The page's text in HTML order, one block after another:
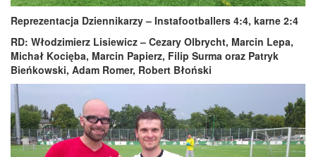
Reprezentacja Dziennikarzy – Instafootballers 4:4, karne 2:4
RD: Włodzimierz Lisiewicz – Cezary Olbrycht, Marcin Lepa,
Michał Kocięba, Marcin Papierz, Filip Surma oraz Patryk
Bieńkowski, Adam Romer, Robert Błoński